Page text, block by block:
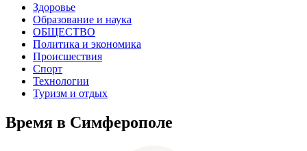
Здоровье
Образование и наука
ОБЩЕСТВО
Политика и экономика
Происшествия
Спорт
Технологии
Туризм и отдых
Время в Симферополе